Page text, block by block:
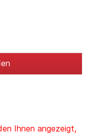
Ihnen angezeigt,